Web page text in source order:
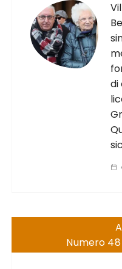
di
Numero